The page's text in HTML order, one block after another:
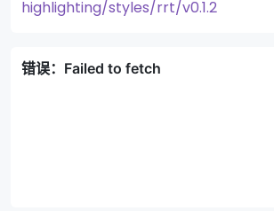
highlighting/styles/rrt/v0.1.2